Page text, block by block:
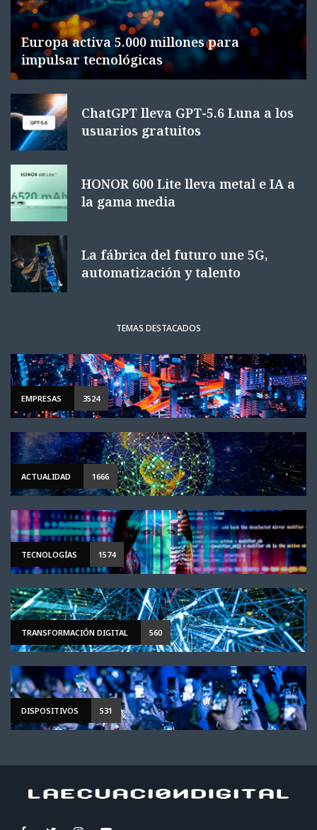
Europa activa 5.000 millones para
impulsar tecnológicas
ChatGPT lleva GPT-5.6 Luna a los
usuarios gratuitos
HONOR 600 Lite lleva metal e IA a
la gama media
La fábrica del futuro une 5G,
automatización y talento
TEMAS DESTACADOS
EMPRESAS 3524
ACTUALIDAD 1666
TECNOLOGÍAS 1574
TRANSFORMACIÓN DIGITAL 560
DISPOSITIVOS 531